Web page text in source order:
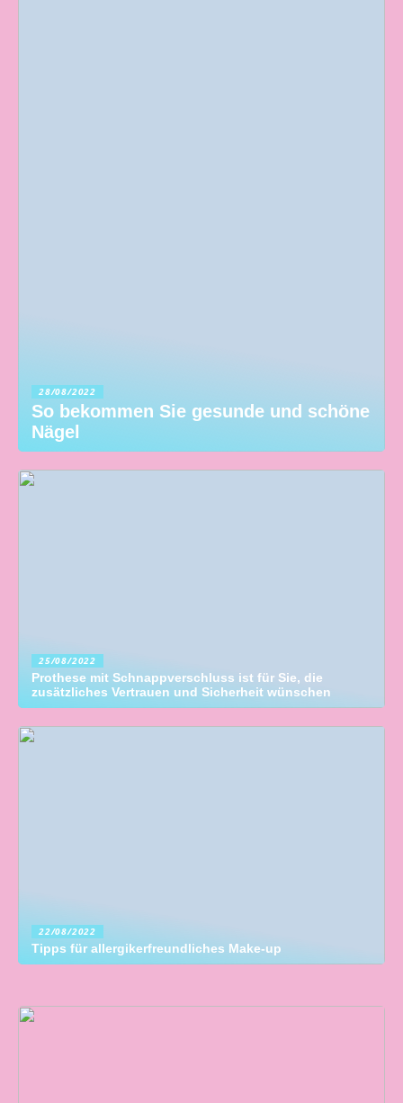
28/08/2022
So bekommen Sie gesunde und schöne
Nägel
25/08/2022
Prothese mit Schnappverschluss ist für Sie, die
zusätzliches Vertrauen und Sicherheit wünschen
22/08/2022
Tipps für allergikerfreundliches Make-up